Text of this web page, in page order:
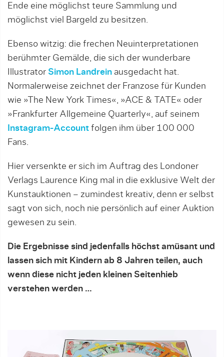
Ende eine möglichst teure Sammlung und
möglichst viel Bargeld zu besitzen.
Ebenso witzig: die frechen Neuinterpretationen
berühmter Gemälde, die sich der wunderbare
Illustrator Simon Landrein ausgedacht hat.
Normalerweise zeichnet der Franzose für Kunden
wie »The New York Times«, »ACE & TATE« oder
»Frankfurter Allgemeine Quarterly«, auf seinem
Instagram-Account folgen ihm über 100 000
Fans.
Hier versenkte er sich im Auftrag des Londoner
Verlags Laurence King mal in die exklusive Welt der
Kunstauktionen – zumindest kreativ, denn er selbst
sagt von sich, noch nie persönlich auf einer Auktion
gewesen zu sein.
Die Ergebnisse sind jedenfalls höchst amüsant und
lassen sich mit Kindern ab 8 Jahren teilen, auch
wenn diese nicht jeden kleinen Seitenhieb
verstehen werden …